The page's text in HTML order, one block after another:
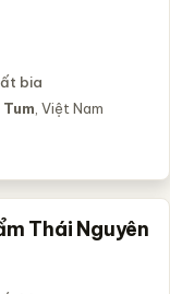
bia
Tum , Việt Nam
Thái Nguyên